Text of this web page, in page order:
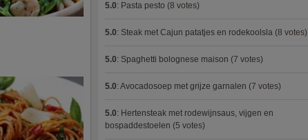
5.0: Pasta pesto (8 votes)
5.0: Steak met Cajun patatjes en rodekoolsla (8 votes)
5.0: Spaghetti bolognese maison (7 votes)
5.0: Avocadosoep met grijze garnalen (7 votes)
5.0: Hertensteak met rodewijnsaus, vijgen en
bospaddestoelen (5 votes)